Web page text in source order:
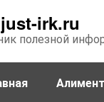
irk.ru
полезной